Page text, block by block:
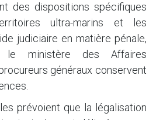
des dispositions spécifiques
ultra-marins et les
judiciaire en matière pénale,
le ministère des Affaires
généraux conservent
prévoient que la légalisation